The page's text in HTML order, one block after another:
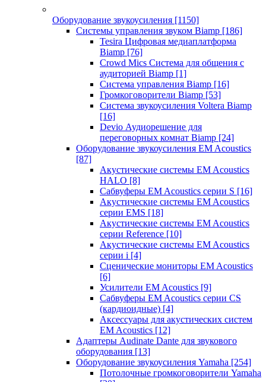
Оборудование звукоусиления [1150]
Системы управления звуком Biamp [186]
Tesira Цифровая медиаплатформа
Biamp [76]
Crowd Mics Система для общения с
аудиторией Biamp [1]
Система управления Biamp [16]
Громкоговорители Biamp [53]
Система звукоусиления Voltera Biamp
[16]
Devio Аудиорешение для
переговорных комнат Biamp [24]
Оборудование звукоусиления EM Acoustics
[87]
Акустические системы EM Acoustics
HALO [8]
Сабвуферы EM Acoustics серии S [16]
Акустические системы EM Acoustics
серии EMS [18]
Акустические системы EM Acoustics
серии Reference [10]
Акустические системы EM Acoustics
серии i [4]
Сценические мониторы EM Acoustics
[6]
Усилители EM Acoustics [9]
Сабвуферы EM Acoustics серии CS
(кардиоидные) [4]
Аксессуары для акустических систем
EM Acoustics [12]
Адаптеры Audinate Dante для звукового
оборудования [13]
Оборудование звукоусиления Yamaha [254]
Потолочные громкоговорители Yamaha